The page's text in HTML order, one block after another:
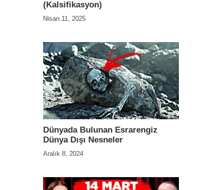
(Kalsifikasyon)
Nisan 11, 2025
Dünyada Bulunan Esrarengiz
Dünya Dışı Nesneler
Aralık 8, 2024